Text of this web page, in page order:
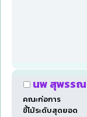
นพ สุพรรณ
คณะก่อการ
ขี้โม้ระดับสุดยอด